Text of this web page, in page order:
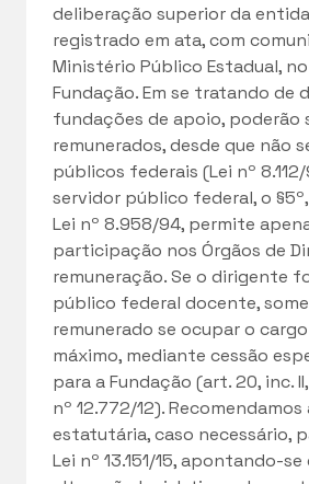
deliberação superior da
registrado em ata, com
Ministério Público Estadual,
Fundação. Em se tratando de
fundações de apoio, poderão
remunerados, desde que não
públicos federais (Lei nº
servidor público federal, o
Lei nº 8.958/94, permite
participação nos Órgãos de
remuneração. Se o dirigente
público federal docente,
remunerado se ocupar o
máximo, mediante cessão
para a Fundação (art. 20, inc.
nº 12.772/12). Recomendamos
estatutária, caso necessário,
Lei nº 13.151/15, apontando-